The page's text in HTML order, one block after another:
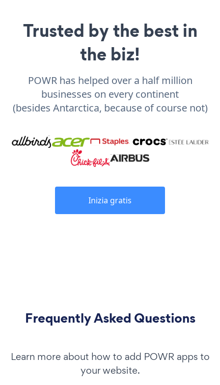
Trusted by the best in
the biz!
POWR has helped over a half million
businesses on every continent
(besides Antarctica, because of course not)
Inizia gratis
Frequently Asked Questions
Learn more about how to add POWR apps to
your website.